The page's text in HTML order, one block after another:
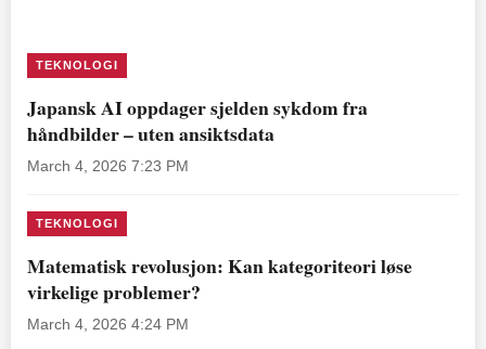
TEKNOLOGI
Japansk AI oppdager sjelden sykdom fra
håndbilder – uten ansiktsdata
March 4, 2026 7:23 PM
TEKNOLOGI
Matematisk revolusjon: Kan kategoriteori løse
virkelige problemer?
March 4, 2026 4:24 PM